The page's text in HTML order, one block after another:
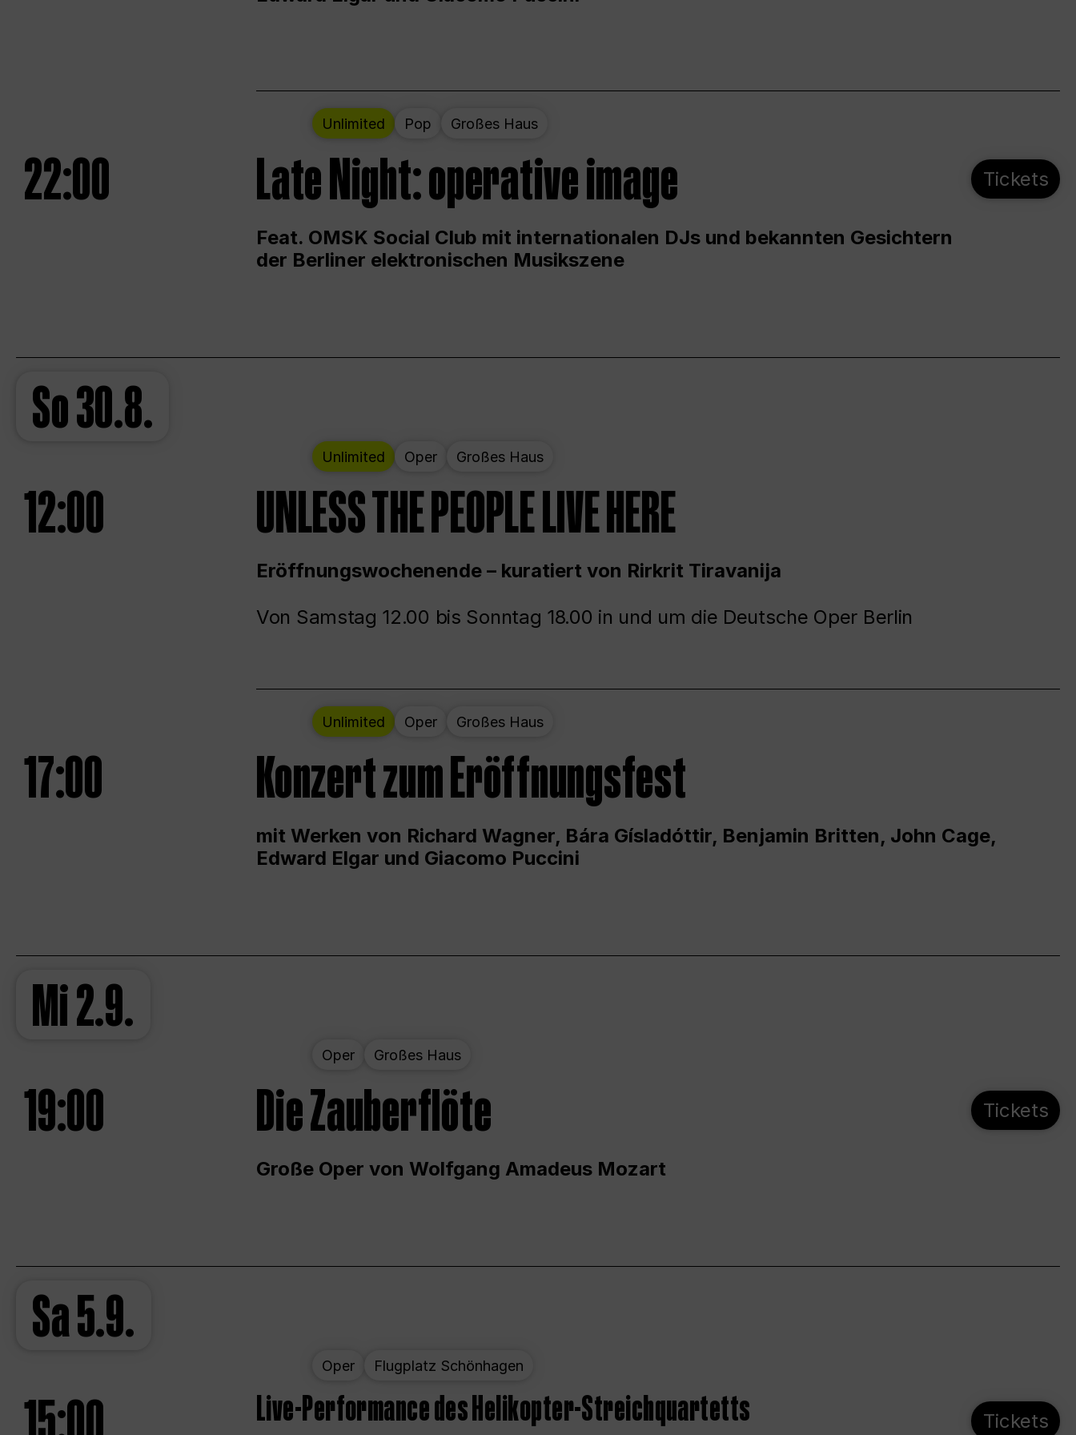
Unlimited Pop Großes Haus
22:00 Late Night: operative image
Feat. OMSK Social Club mit internationalen DJs und bekannten Gesichtern
der Berliner elektronischen Musikszene
Tickets
So30.8.
Unlimited Oper Großes Haus
12:00 UNLESS THE PEOPLE LIVE HERE
Eröffnungswochenende – kuratiert von Rirkrit Tiravanija
Von Samstag 12.00 bis Sonntag 18.00 in und um die Deutsche Oper Berlin
Unlimited Oper Großes Haus
17:00 Konzert zum Eröffnungsfest
mit Werken von Richard Wagner, Bára Gísladóttir, Benjamin Britten, John Cage,
Edward Elgar und Giacomo Puccini
Mi2.9.
Oper Großes Haus
19:00 Die Zauberflöte
Große Oper von Wolfgang Amadeus Mozart
Tickets
Sa5.9.
Oper Flugplatz Schönhagen
Live-Performance des Helikopter-Streichquartetts Tickets